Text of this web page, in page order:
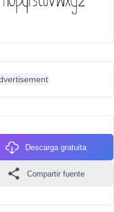
Descarga gratuita
Compartir fuente